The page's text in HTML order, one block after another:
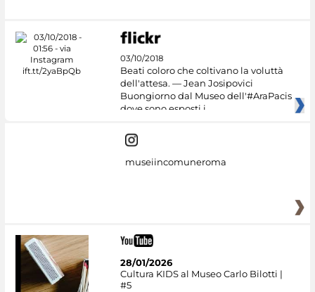
03/10/2018
Beati coloro che coltivano la voluttà
dell'attesa. — Jean Josipovici
Buongiorno dal Museo dell'#AraPacis
dove sono esposti i
museiincomuneroma
28/01/2026
Cultura KIDS al Museo Carlo Bilotti |
#5